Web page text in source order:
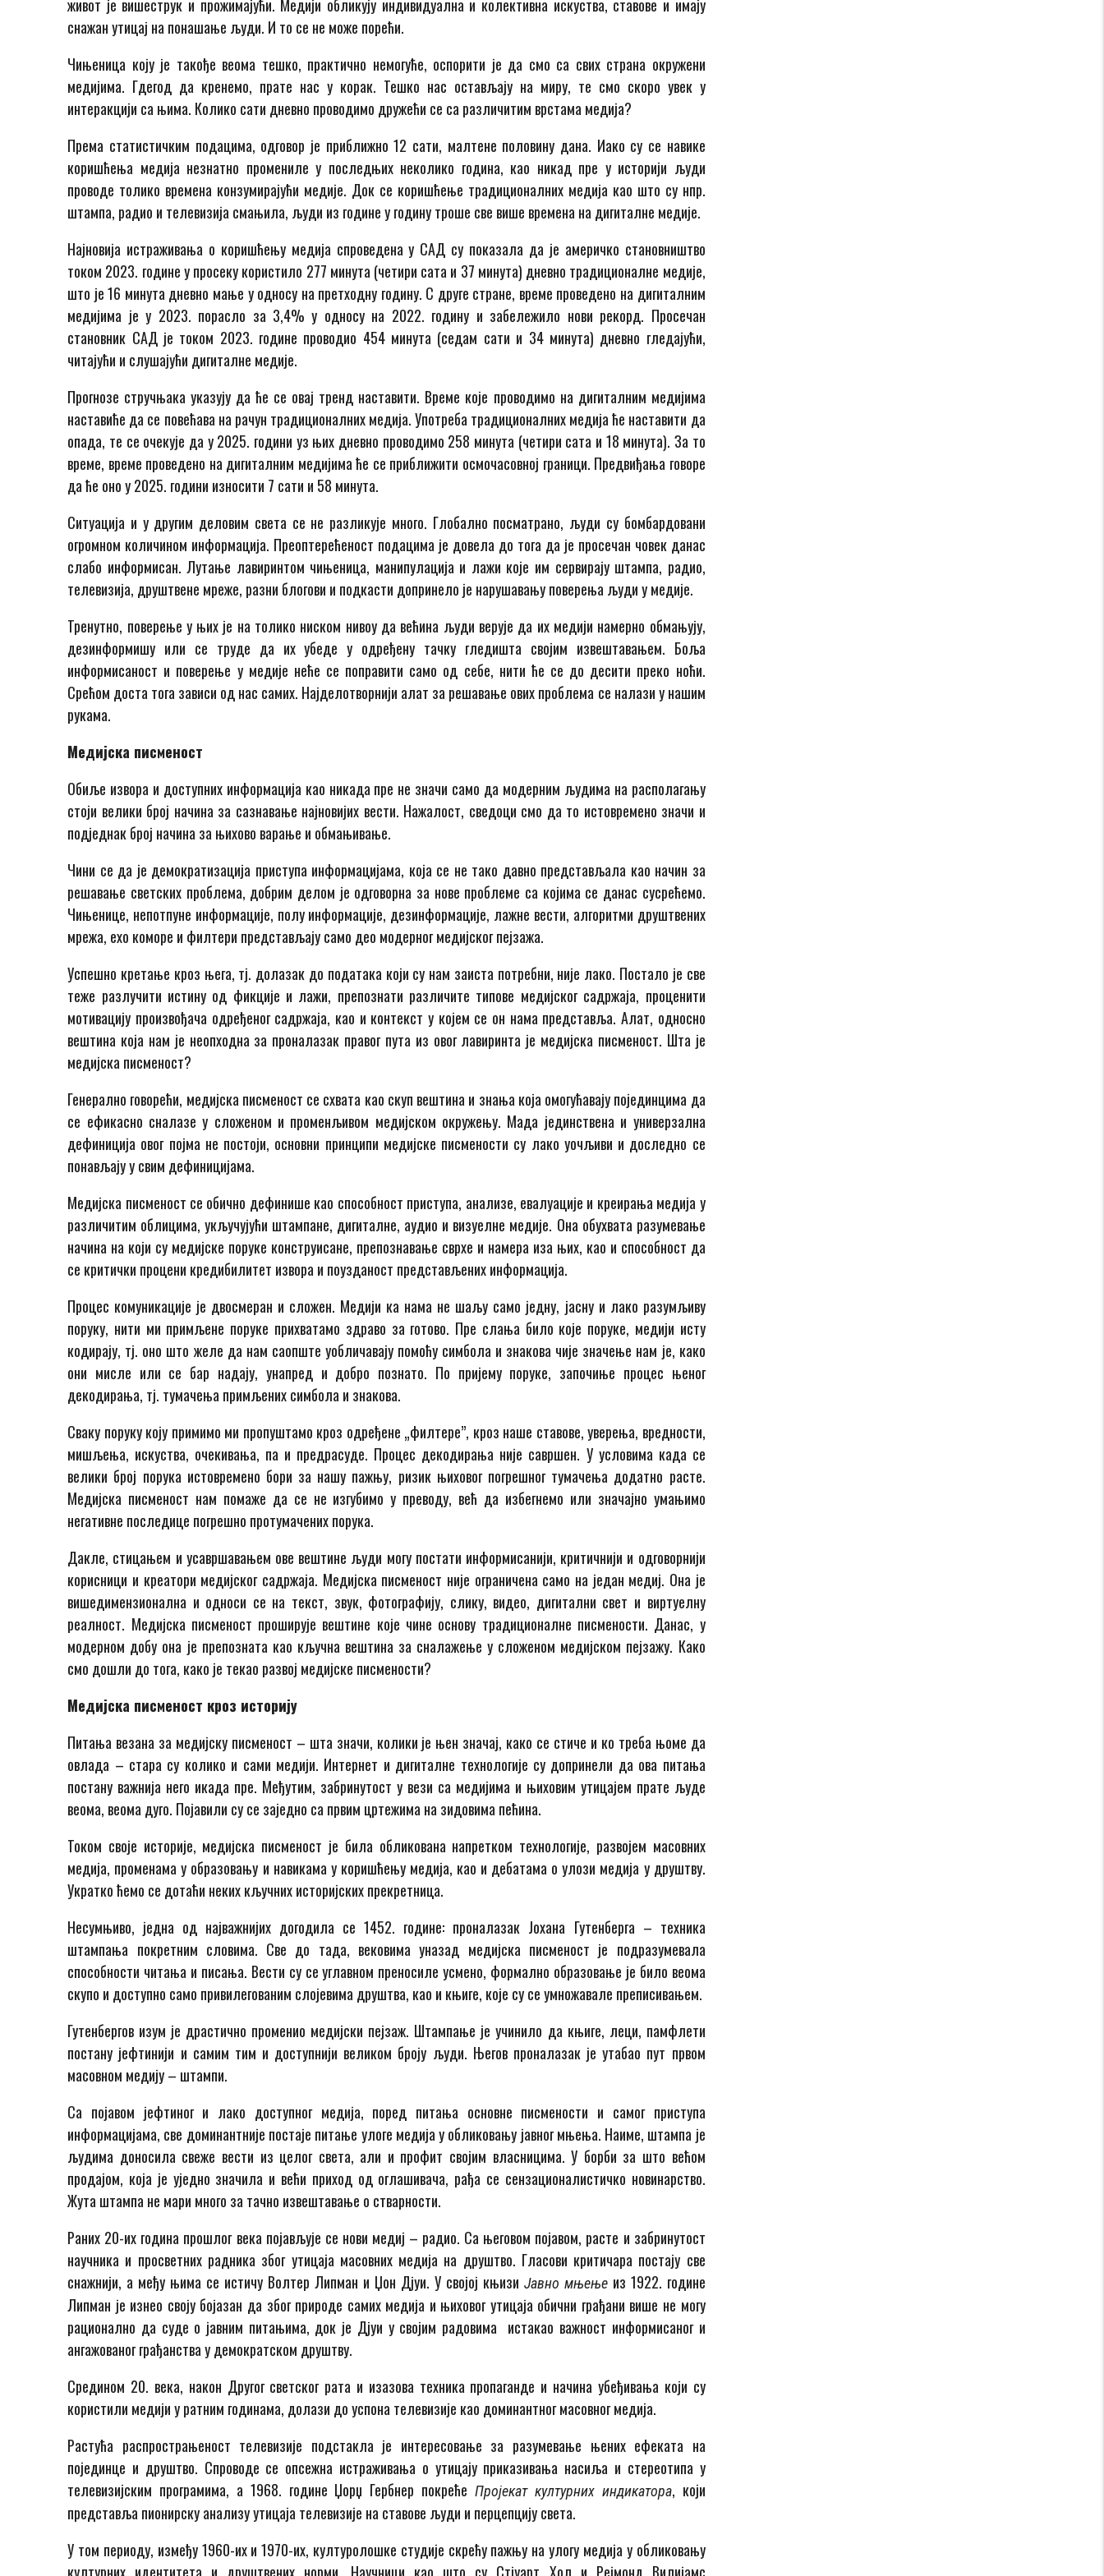
живот је вишеструк и прожимајући. Медији обликују индивидуална и колективна искуства, ставове и имају
снажан утицај на понашање људи. И то се не може порећи.
Чињеница коју је такође веома тешко, практично немогуће, оспорити је да смо са свих страна окружени
медијима. Гдегод да кренемо, прате нас у корак. Тешко нас остављају на миру, те смо скоро увек у
интеракцији са њима. Колико сати дневно проводимо дружећи се са различитим врстама медија?
Према статистичким подацима, одговор је приближно 12 сати, малтене половину дана. Иако су се навике
коришћења медија незнатно промениле у последњих неколико година, као никад пре у историји људи
проводе толико времена конзумирајући медије. Док се коришћење традиционалних медија као што су нпр.
штампа, радио и телевизија смањила, људи из године у годину троше све више времена на дигиталне медије.
Најновија истраживања о коришћењу медија спроведена у САД су показала да је америчко становништво
током 2023. године у просеку користило 277 минута (четири сата и 37 минута) дневно традиционалне медије,
што је 16 минута дневно мање у односу на претходну годину. С друге стране, време проведено на дигиталним
медијима је у 2023. порасло за 3,4% у односу на 2022. годину и забележило нови рекорд. Просечан
становник САД је током 2023. године проводио 454 минута (седам сати и 34 минута) дневно гледајући,
читајући и слушајући дигиталне медије.
Прогнозе стручњака указују да ће се овај тренд наставити. Време које проводимо на дигиталним медијима
наставиће да се повећава на рачун традиционалних медија. Употреба традиционалних медија ће наставити да
опада, те се очекује да у 2025. години уз њих дневно проводимо 258 минута (четири сата и 18 минута). За то
време, време проведено на дигиталним медијима ће се приближити осмочасовној граници. Предвиђања говоре
да ће оно у 2025. години износити 7 сати и 58 минута.
Ситуација и у другим деловим света се не разликује много. Глобално посматрано, људи су бомбардовани
огромном количином информација. Преоптерећеност подацима је довела до тога да је просечан човек данас
слабо информисан. Лутање лавиринтом чињеница, манипулација и лажи које им сервирају штампа, радио,
телевизија, друштвене мреже, разни блогови и подкасти допринело је нарушавању поверења људи у медије.
Тренутно, поверење у њих је на толико ниском нивоу да већина људи верује да их медији намерно обмањују,
дезинформишу или се труде да их убеде у одређену тачку гледишта својим извештавањем. Боља
информисаност и поверење у медије неће се поправити само од себе, нити ће се до десити преко ноћи.
Срећом доста тога зависи од нас самих. Најделотворнији алат за решавање ових проблема се налази у нашим
рукама.
Медијска писменост
Обиље извора и доступних информација као никада пре не значи само да модерним људима на располагању
стоји велики број начина за сазнавање најновијих вести. Нажалост, сведоци смо да то истовремено значи и
подједнак број начина за њихово варање и обмањивање.
Чини се да је демократизација приступа информацијама, која се не тако давно представљала као начин за
решавање светских проблема, добрим делом је одговорна за нове проблеме са којима се данас сусрећемо.
Чињенице, непотпуне информације, полу информације, дезинформације, лажне вести, алгоритми друштвених
мрежа, ехо коморе и филтери представљају само део модерног медијског пејзажа.
Успешно кретање кроз њега, тј. долазак до података који су нам заиста потребни, није лако. Постало је све
теже разлучити истину од фикције и лажи, препознати различите типове медијског садржаја, проценити
мотивацију произвођача одређеног садржаја, као и контекст у којем се он нама представља. Алат, односно
вештина која нам је неопходна за проналазак правог пута из овог лавиринта је медијска писменост. Шта је
медијска писменост?
Генерално говорећи, медијска писменост се схвата као скуп вештина и знања која омогућавају појединцима да
се ефикасно сналазе у сложеном и променљивом медијском окружењу. Мада јединствена и универзална
дефиниција овог појма не постоји, основни принципи медијске писмености су лако уочљиви и доследно се
понављају у свим дефиницијама.
Медијска писменост се обично дефинише као способност приступа, анализе, евалуације и креирања медија у
различитим облицима, укључујући штампане, дигиталне, аудио и визуелне медије. Она обухвата разумевање
начина на који су медијске поруке конструисане, препознавање сврхе и намера иза њих, као и способност да
се критички процени кредибилитет извора и поузданост представљених информација.
Процес комуникације је двосмеран и сложен. Медији ка нама не шаљу само једну, јасну и лако разумљиву
поруку, нити ми примљене поруке прихватамо здраво за готово. Пре слања било које поруке, медији исту
кодирају, тј. оно што желе да нам саопште уобличавају помоћу симбола и знакова чије значење нам је, како
они мисле или се бар надају, унапред и добро познато. По пријему поруке, започиње процес њеног
декодирања, тј. тумачења примљених симбола и знакова.
Сваку поруку коју примимо ми пропуштамо кроз одређене „филтере”, кроз наше ставове, уверења, вредности,
мишљења, искуства, очекивања, па и предрасуде. Процес декодирања није савршен. У условима када се
велики број порука истовремено бори за нашу пажњу, ризик њиховог погрешног тумачења додатно расте.
Медијска писменост нам помаже да се не изгубимо у преводу, већ да избегнемо или значајно умањимо
негативне последице погрешно протумачених порука.
Дакле, стицањем и усавршавањем ове вештине људи могу постати информисанији, критичнији и одговорнији
корисници и креатори медијског садржаја. Медијска писменост није ограничена само на један медиј. Она је
вишедимензионална и односи се на текст, звук, фотографију, слику, видео, дигитални свет и виртуелну
реалност. Медијска писменост проширује вештине које чине основу традиционалне писмености. Данас, у
модерном добу она је препозната као кључна вештина за сналажење у сложеном медијском пејзажу. Како
смо дошли до тога, како је текао развој медијске писмености?
Медијска писменост кроз историју
Питања везана за медијску писменост – шта значи, колики је њен значај, како се стиче и ко треба њоме да
овлада – стара су колико и сами медији. Интернет и дигиталне технологије су допринели да ова питања
постану важнија него икада пре. Међутим, забринутост у вези са медијима и њиховим утицајем прате људе
веома, веома дуго. Појавили су се заједно са првим цртежима на зидовима пећина.
Током своје историје, медијска писменост је била обликована напретком технологије, развојем масовних
медија, променама у образовању и навикама у коришћењу медија, као и дебатама о улози медија у друштву.
Укратко ћемо се дотаћи неких кључних историјских прекретница.
Несумњиво, једна од најважнијих догодила се 1452. године: проналазак Јохана Гутенберга – техника
штампања покретним словима. Све до тада, вековима уназад медијска писменост је подразумевала
способности читања и писања. Вести су се углавном преносиле усмено, формално образовање је било веома
скупо и доступно само привилегованим слојевима друштва, као и књиге, које су се умножавале преписивањем.
Гутенбергов изум је драстично променио медијски пејзаж. Штампање је учинило да књиге, леци, памфлети
постану јефтинији и самим тим и доступнији великом броју људи. Његов проналазак је утабао пут првом
масовном медију – штампи.
Са појавом јефтиног и лако доступног медија, поред питања основне писмености и самог приступа
информацијама, све доминантније постаје питање улоге медија у обликовању јавног мњења. Наиме, штампа је
људима доносила свеже вести из целог света, али и профит својим власницима. У борби за што већом
продајом, која је уједно значила и већи приход од оглашивача, рађа се сензационалистичко новинарство.
Жута штампа не мари много за тачно извештавање о стварности.
Раних 20-их година прошлог века појављује се нови медиј – радио. Са његовом појавом, расте и забринутост
научника и просветних радника због утицаја масовних медија на друштво. Гласови критичара постају све
снажнији, а међу њима се истичу Волтер Липман и Џон Дјуи. У својој књизи Јавно мњењеиз 1922. године
Липман је изнео своју бојазан да због природе самих медија и њиховог утицаја обични грађани више не могу
рационално да суде о јавним питањима, док је Дјуи у својим радовима истакао важност информисаног и
ангажованог грађанства у демократском друштву.
Средином 20. века, након Другог светског рата и изазова техника пропаганде и начина убеђивања који су
користили медији у ратним годинама, долази до успона телевизије као доминантног масовног медија.
Растућа распрострањеност телевизије подстакла је интересовање за разумевање њених ефеката на
појединце и друштво. Спроводе се опсежна истраживања о утицају приказивања насиља и стереотипа у
телевизијским програмима, а 1968. године Џорџ Гербнер покрећеПројекат културних индикатора, који
представља пионирску анализу утицаја телевизије на ставове људи и перцепцију света.
У том периоду, између 1960-их и 1970-их, културолошке студије скрећу пажњу на улогу медија у обликовању